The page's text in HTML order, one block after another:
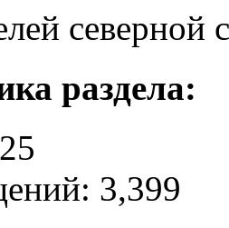
северной
раздела:
3,399